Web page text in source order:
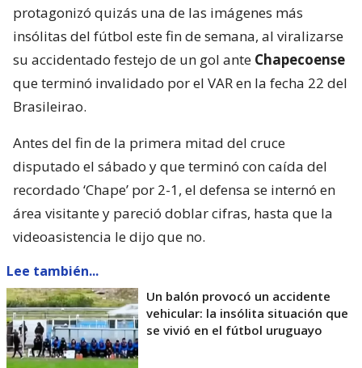
protagonizó quizás una de las imágenes más
insólitas del fútbol este fin de semana, al viralizarse
su accidentado festejo de un gol ante Chapecoense
que terminó invalidado por el VAR en la fecha 22 del
Brasileirao.
Antes del fin de la primera mitad del cruce
disputado el sábado y que terminó con caída del
recordado ‘Chape’ por 2-1, el defensa se internó en
área visitante y pareció doblar cifras, hasta que la
videoasistencia le dijo que no.
Lee también...
Un balón provocó un accidente
vehicular: la insólita situación que
se vivió en el fútbol uruguayo